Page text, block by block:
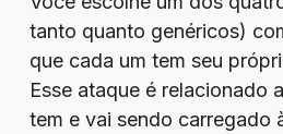
tanto quanto genéricos)
que cada um tem seu
Esse ataque é relacionado
tem e vai sendo carregado